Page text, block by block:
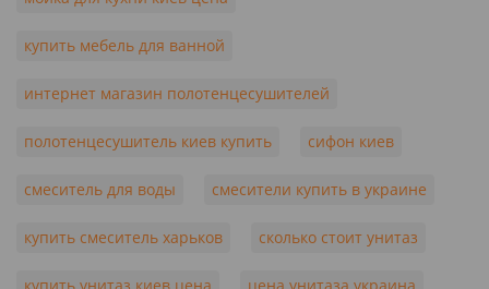
купить мебель для ванной
интернет магазин полотенцесушителей
полотенцесушитель киев купить сифон киев
смеситель для воды смесители купить в украине
купить смеситель харьков сколько стоит унитаз
купить унитаз киев цена цена унитаза украина